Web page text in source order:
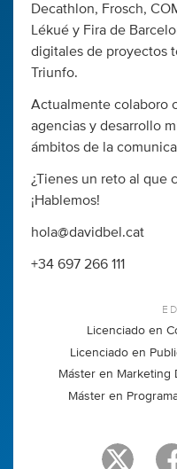
Decathlon, Frosch,
Lékué y Fira de
digitales de proyectos
Triunfo.
Actualmente colaboro
agencias y desarrollo
ámbitos de la
¿Tienes un reto al que
¡Hablemos!
hola@davidbel.cat
+34 697 266 111
Licenciado en
Licenciado en
Máster en Marketing
Máster en